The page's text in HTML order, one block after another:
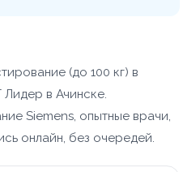
(до 100 кг) в
в Ачинске.
Siemens, опытные врачи,
онлайн, без очередей.